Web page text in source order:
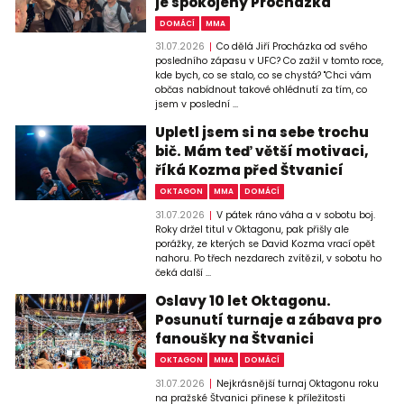
DOMÁCÍ MMA
31.07.2026
Co dělá Jiří Procházka od svého
posledního zápasu v UFC? Co zažil v tomto roce,
kde bych, co se stalo, co se chystá? "Chci vám
občas nabídnout takové ohlédnutí za tím, co
jsem v poslední ...
Upletl jsem si na sebe trochu
bič. Mám teď větší motivaci,
říká Kozma před Štvanicí
OKTAGON MMA DOMÁCÍ
31.07.2026
V pátek ráno váha a v sobotu boj.
Roky držel titul v Oktagonu, pak přišly ale
porážky, ze kterých se David Kozma vrací opět
nahoru. Po třech nezdarech zvítězil, v sobotu ho
čeká další ...
Oslavy 10 let Oktagonu.
Posunutí turnaje a zábava pro
fanoušky na Štvanici
OKTAGON MMA DOMÁCÍ
31.07.2026
Nejkrásnější turnaj Oktagonu roku
na pražské Štvanici přinese k příležitosti